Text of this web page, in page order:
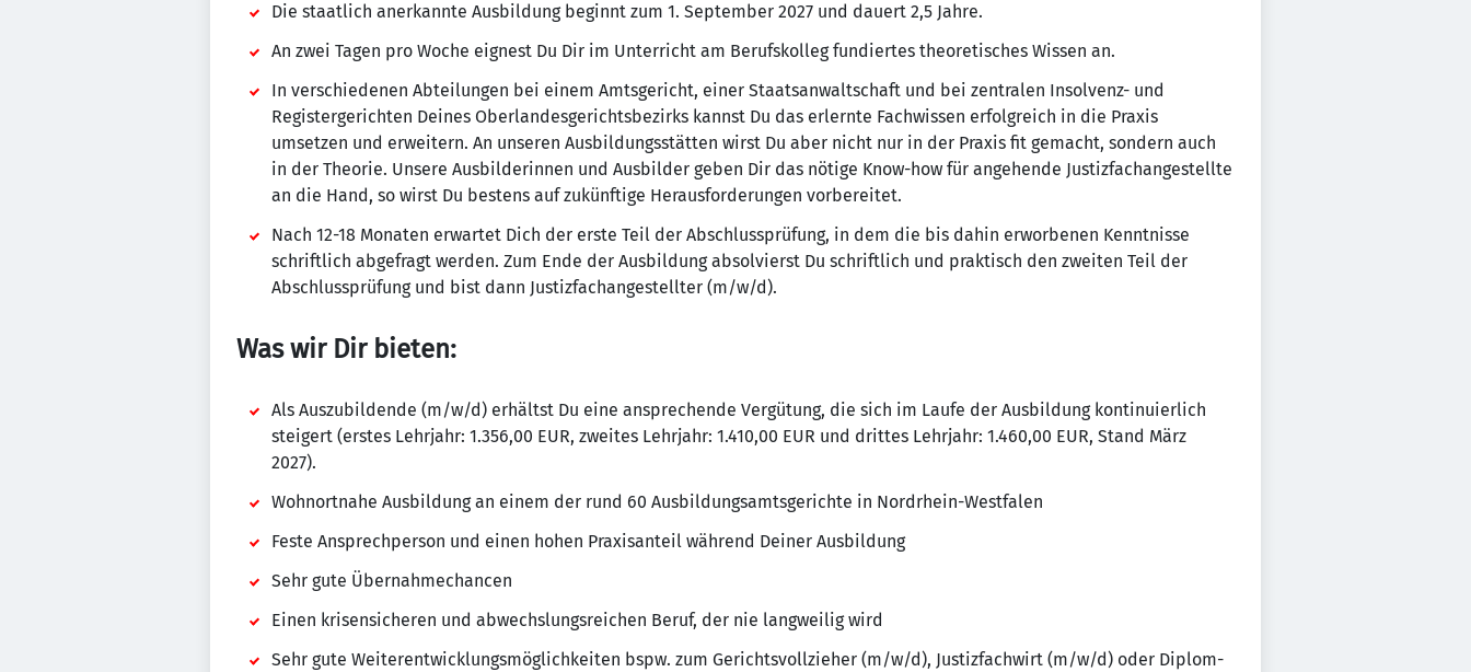
Die staatlich anerkannte Ausbildung beginnt zum 1. September 2027 und dauert 2,5 Jahre.
An zwei Tagen pro Woche eignest Du Dir im Unterricht am Berufskolleg fundiertes theoretisches Wissen an.
In verschiedenen Abteilungen bei einem Amtsgericht, einer Staatsanwaltschaft und bei zentralen Insolvenz- und
Registergerichten Deines Oberlandesgerichtsbezirks kannst Du das erlernte Fachwissen erfolgreich in die Praxis
umsetzen und erweitern. An unseren Ausbildungsstätten wirst Du aber nicht nur in der Praxis fit gemacht, sondern auch
in der Theorie. Unsere Ausbilderinnen und Ausbilder geben Dir das nötige Know-how für angehende Justizfachangestellte
an die Hand, so wirst Du bestens auf zukünftige Herausforderungen vorbereitet.
Nach 12-18 Monaten erwartet Dich der erste Teil der Abschlussprüfung, in dem die bis dahin erworbenen Kenntnisse
schriftlich abgefragt werden. Zum Ende der Ausbildung absolvierst Du schriftlich und praktisch den zweiten Teil der
Abschlussprüfung und bist dann Justizfachangestellter (m/w/d).
Was wir Dir bieten:
Als Auszubildende (m/w/d) erhältst Du eine ansprechende Vergütung, die sich im Laufe der Ausbildung kontinuierlich
steigert (erstes Lehrjahr: 1.356,00 EUR, zweites Lehrjahr: 1.410,00 EUR und drittes Lehrjahr: 1.460,00 EUR, Stand März
2027).
Wohnortnahe Ausbildung an einem der rund 60 Ausbildungsamtsgerichte in Nordrhein-Westfalen
Feste Ansprechperson und einen hohen Praxisanteil während Deiner Ausbildung
Sehr gute Übernahmechancen
Einen krisensicheren und abwechslungsreichen Beruf, der nie langweilig wird
Sehr gute Weiterentwicklungsmöglichkeiten bspw. zum Gerichtsvollzieher (m/w/d), Justizfachwirt (m/w/d) oder Diplom-